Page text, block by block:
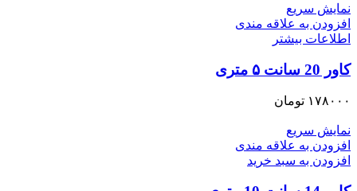
نمایش سریع
افزودن به علاقه مندی
اطلاعات بیشتر
کاور 20 سانت ۵ متری
۱۷۸۰۰۰ تومان
نمایش سریع
افزودن به علاقه مندی
افزودن به سبد خرید